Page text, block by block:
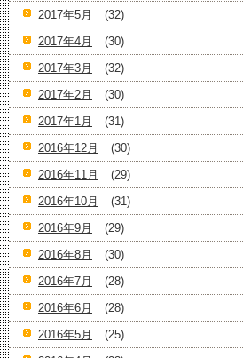
2017年5月
(32)
2017年4月
(30)
2017年3月
(32)
2017年2月
(30)
2017年1月
(31)
2016年12月
(30)
2016年11月
(29)
2016年10月
(31)
2016年9月
(29)
2016年8月
(30)
2016年7月
(28)
2016年6月
(28)
2016年5月
(25)